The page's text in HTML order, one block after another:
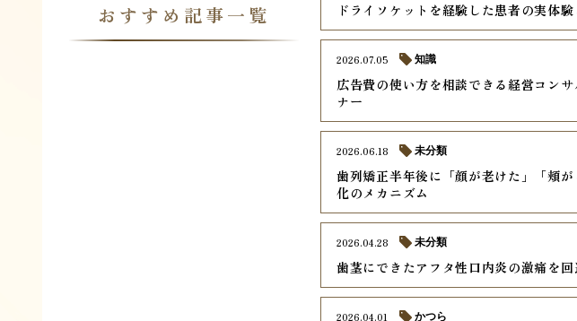
おすすめ記事一覧 ドライソケットを経験した患者の実体験
広告費の使い方を相談できる経営コン
ナー
2026.07.05 知識
歯列矯正半年後に「顔が老けた」「頬
化のメカニズム
2026.06.18 未分類
歯茎にできたアフタ性口内炎の激痛を
2026.04.28 未分類
2026.04.01 かつら